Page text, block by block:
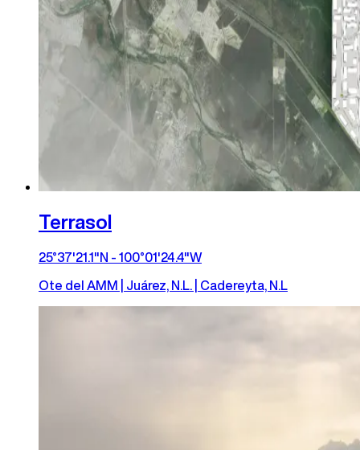
Terrasol
25°37'21.1"N - 100°01'24.4"W
Ote del AMM | Juárez, N.L. | Cadereyta, N.L